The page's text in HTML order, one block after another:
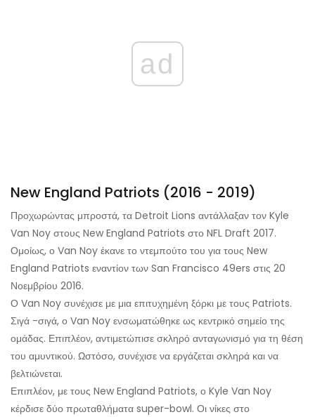
ad
New England Patriots (2016 - 2019)
Προχωρώντας μπροστά, τα Detroit Lions αντάλλαξαν τον Kyle
Van Noy στους New England Patriots στο NFL Draft 2017.
Ομοίως, ο Van Noy έκανε το ντεμπούτο του για τους New
England Patriots εναντίον των San Francisco 49ers στις 20
Νοεμβρίου 2016.
Ο Van Noy συνέχισε με μια επιτυχημένη ξόρκι με τους Patriots.
Σιγά -σιγά, ο Van Noy ενσωματώθηκε ως κεντρικό σημείο της
ομάδας. Επιπλέον, αντιμετώπισε σκληρό ανταγωνισμό για τη θέση
του αμυντικού. Ωστόσο, συνέχισε να εργάζεται σκληρά και να
βελτιώνεται.
Επιπλέον, με τους New England Patriots, ο Kyle Van Noy
κέρδισε δύο πρωταθλήματα super-bowl. Οι νίκες στο